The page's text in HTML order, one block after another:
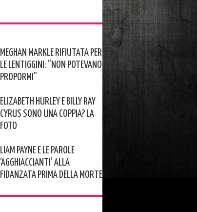
MEGHAN MARKLE RIFIUTATA PER
LE LENTIGGINI: ”NON POTEVANO
PROPORMI”
ELIZABETH HURLEY E BILLY RAY
CYRUS SONO UNA COPPIA? LA
FOTO
LIAM PAYNE E LE PAROLE
‘AGGHIACCIANTI’ ALLA
FIDANZATA PRIMA DELLA MORTE